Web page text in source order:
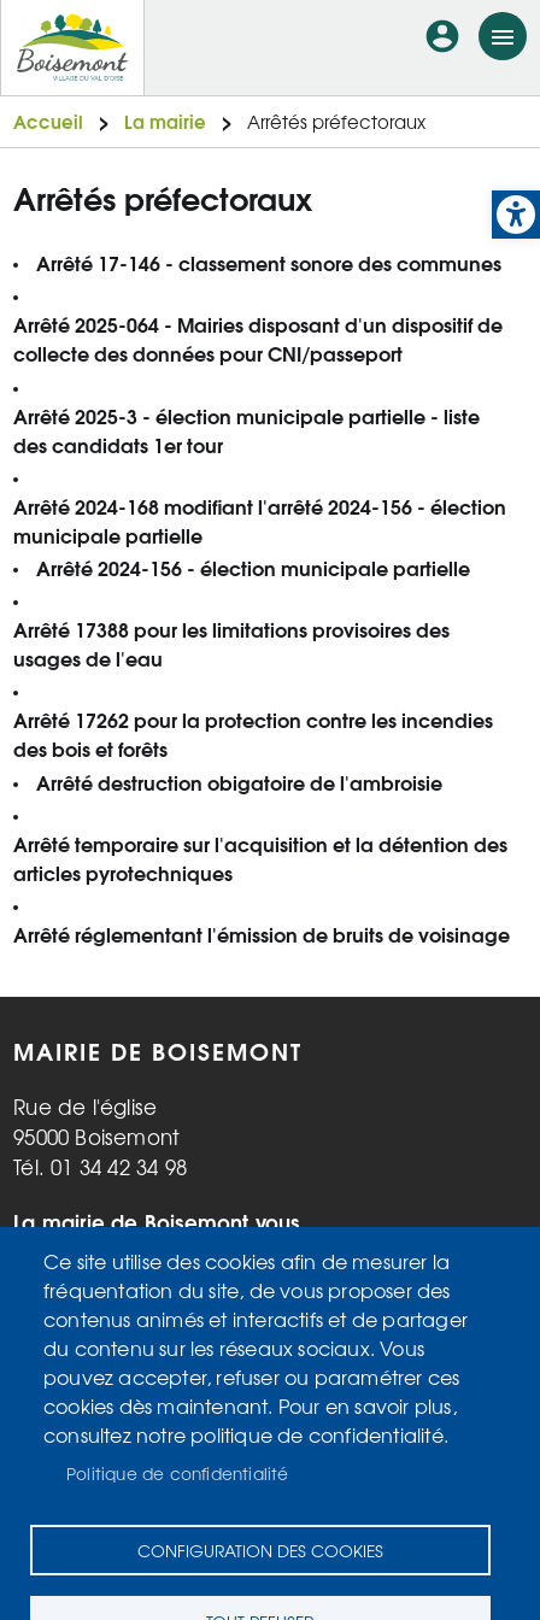
En-
-
Accueil La mairie Arrêtés préfectoraux
Arrêtés préfectoraux
Arrêté 17-146 - classement sonore des communes
Arrêté 2025-064 - Mairies disposant d'un dispositif de
collecte des données pour CNI/passeport
Arrêté 2025-3 - élection municipale partielle - liste
des candidats 1er tour
Arrêté 2024-168 modifiant l'arrêté 2024-156 - élection
municipale partielle
Arrêté 2024-156 - élection municipale partielle
Arrêté 17388 pour les limitations provisoires des
usages de l'eau
Arrêté 17262 pour la protection contre les incendies
des bois et forêts
Arrêté destruction obigatoire de l'ambroisie
Arrêté temporaire sur l'acquisition et la détention des
articles pyrotechniques
Arrêté réglementant l'émission de bruits de voisinage
MAIRIE DE BOISEMONT
Rue de l'église
95000 Boisemont
Tél. 01 34 42 34 98
La mairie de Boisemont vous
accueille :
Mardi, vendredi de 9h à 12h et de
14h à 17h
Mercredi de 14h à 17h
Samedi de 9h à 12h
MENU
PIED
Accueil
Plan du site
Données personnelles
Accessibilité : Non conforme
Ce site utilise des cookies afin de mesurer la
fréquentation du site, de vous proposer des
contenus animés et interactifs et de partager
du contenu sur les réseaux sociaux. Vous
pouvez accepter, refuser ou paramétrer ces
cookies dès maintenant. Pour en savoir plus,
consultez notre politique de confidentialité.
Politique de confidentialité
CONFIGURATION DES COOKIES